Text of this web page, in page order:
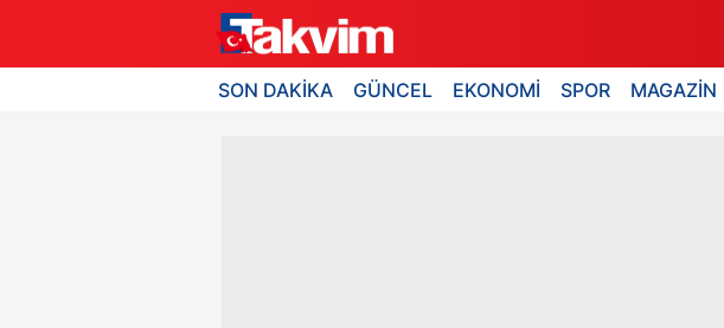
SON DAKİKA GÜNCEL EKONOMİ SPOR MAGAZİN